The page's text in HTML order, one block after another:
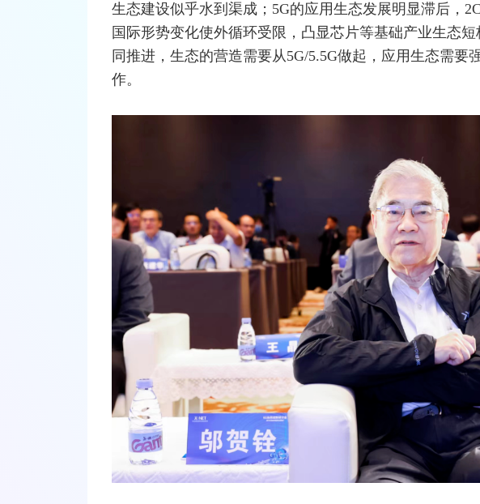
生态建设似乎水到渠成； 5G的应用生态发展明显滞后，
国际形势变化使外循环受限，凸显芯片等基础产业生态
同推进，生态的营造需要从5G/5.5G做起，应用生态需要
作。